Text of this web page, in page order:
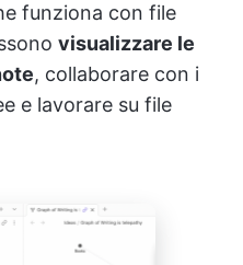
funziona con file
visualizzare le
, collaborare con i
e lavorare su file